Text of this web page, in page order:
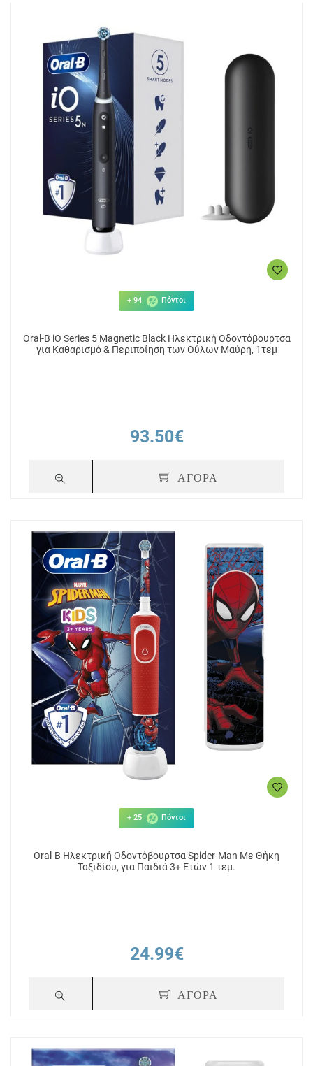
+ 94 Πόντοι
Oral-B iO Series 5 Magnetic Black Ηλεκτρική Οδοντόβουρτσα
για Καθαρισμό & Περιποίηση των Ούλων Μαύρη, 1τεμ
93.50€
ΑΓΟΡΑ
+ 25 Πόντοι
Oral-B Ηλεκτρική Οδοντόβουρτσα Spider-Man Με Θήκη
Ταξιδίου, για Παιδιά 3+ Ετών 1 τεμ.
24.99€
ΑΓΟΡΑ